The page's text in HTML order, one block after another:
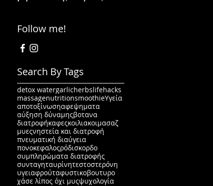
Follow me!
Search By Tags
detox watergarlicherbslifehacks
massagenutritionsmoothieΥγεία
αποτοξίνωσηαφεψηματα
αύξηση δύναμηςβοτανα
διατροφήκαφεςκοιλιακοιμασαζ
μυεςνηστεία και διατροφή
πνευματική διαύγεια
πονοκεφαλοςρόδισκορδο
συμπληρώματα διατροφής
συνταγηταυρίνητεστοστερόνη
υγειαφρούταφυστικοβουτυρο
χάσε λίπος όχι μυςψυχολογία